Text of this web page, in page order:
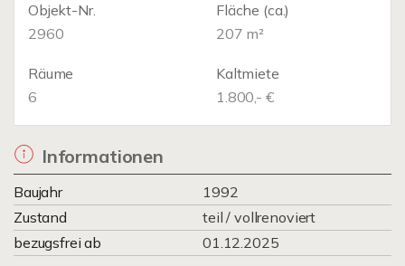
Objekt-Nr.
2960
Fläche (ca.)
207 m²
Räume
6
Kaltmiete
1.800,- €
Informationen
Baujahr
1992
Zustand
teil / vollrenoviert
bezugsfrei ab
01.12.2025